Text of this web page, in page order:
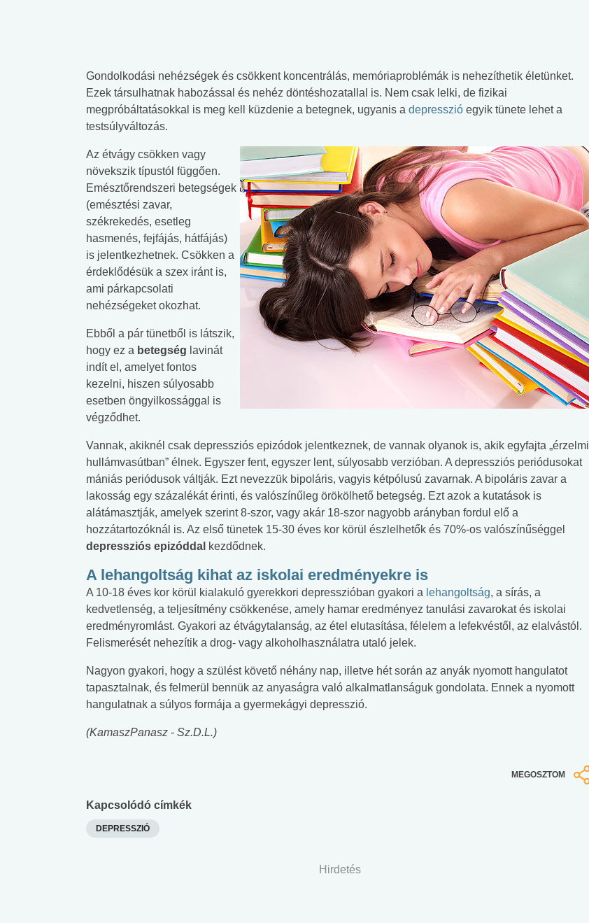
Gondolkodási nehézségek és csökkent koncentrálás, memóriaproblémák is nehezíthetik életünket.
Ezek társulhatnak habozással és nehéz döntéshozatallal is. Nem csak lelki, de fizikai
megpróbáltatásokkal is meg kell küzdenie a betegnek, ugyanis a depresszió egyik tünete lehet a
testsúlyváltozás.
Az étvágy csökken vagy
növekszik típustól függően.
Emésztőrendszeri betegségek
(emésztési zavar,
székrekedés, esetleg
hasmenés, fejfájás, hátfájás)
is jelentkezhetnek. Csökken a
érdeklődésük a szex iránt is,
ami párkapcsolati
nehézségeket okozhat.
Ebből a pár tünetből is látszik,
hogy ez a betegség lavinát
indít el, amelyet fontos
kezelni, hiszen súlyosabb
esetben öngyilkossággal is
végződhet.
Vannak, akiknél csak depressziós epizódok jelentkeznek, de vannak olyanok is, akik egyfajta „érzelmi
hullámvasútban” élnek. Egyszer fent, egyszer lent, súlyosabb verzióban. A depressziós periódusokat
mániás periódusok váltják. Ezt nevezzük bipoláris, vagyis kétpólusú zavarnak. A bipoláris zavar a
lakosság egy százalékát érinti, és valószínűleg örökölhető betegség. Ezt azok a kutatások is
alátámasztják, amelyek szerint 8-szor, vagy akár 18-szor nagyobb arányban fordul elő a
hozzátartozóknál is. Az első tünetek 15-30 éves kor körül észlelhetők és 70%-os valószínűséggel
depressziós epizóddal kezdődnek.
A lehangoltság kihat az iskolai eredményekre is
A 10-18 éves kor körül kialakuló gyerekkori depresszióban gyakori a lehangoltság, a sírás, a
kedvetlenség, a teljesítmény csökkenése, amely hamar eredményez tanulási zavarokat és iskolai
eredményromlást. Gyakori az étvágytalanság, az étel elutasítása, félelem a lefekvéstől, az elalvástól.
Felismerését nehezítik a drog- vagy alkoholhasználatra utaló jelek.
Nagyon gyakori, hogy a szülést követő néhány nap, illetve hét során az anyák nyomott hangulatot
tapasztalnak, és felmerül bennük az anyaságra való alkalmatlanságuk gondolata. Ennek a nyomott
hangulatnak a súlyos formája a gyermekágyi depresszió.
(KamaszPanasz - Sz.D.L.)
MEGOSZTOM
Kapcsolódó címkék
DEPRESSZIÓ
Hirdetés